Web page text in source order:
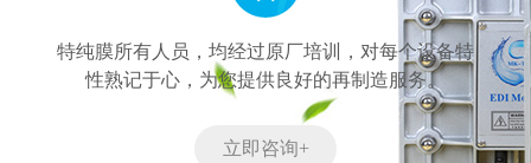
特纯膜所有人员，均经过原厂培训，对每个设备特
性熟记于心，为您提供良好的再制造服务。
立即咨询+